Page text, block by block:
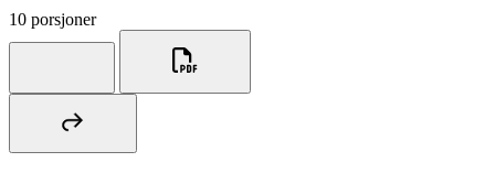
10 porsjoner